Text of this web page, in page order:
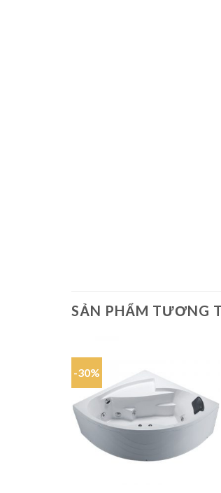
SẢN PHẨM TƯƠNG
-30%